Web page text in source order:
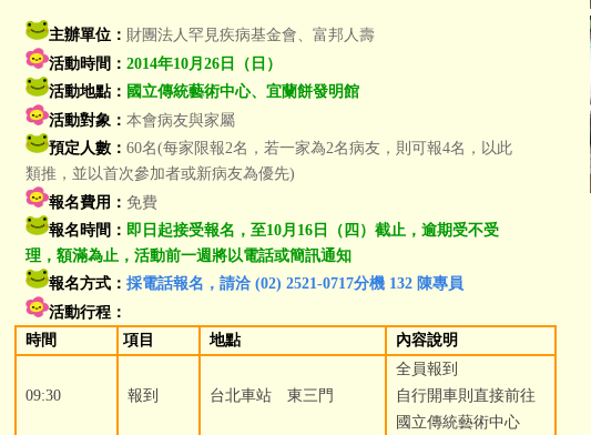
主辦單位： 財團法人罕見疾病基金會、富邦人壽
活動時間： 2014年10月26日（日）
活動地點： 國立傳統藝術中心、宜蘭餅發明館
活動對象： 本會病友與家屬
預定人數： 60名(每家限報2名，若一家為2名病友，則可報4名，以此
類推，並以首次參加者或新病友為優先)
報名費用： 免費
報名時間： 即 日起接受報名，至10月16日（四）截止，逾期受不受
理，額滿為止，活動前一週將以電話或簡訊通知
報名方式： 採電話報名，請洽 (02) 2521-0717分機 132 陳專員
活動行程：
時間
項目 地點 內容說明
09:30 報到 台北車站 東三門
全員報到
自行開車則直接前往
國立傳統藝術中心